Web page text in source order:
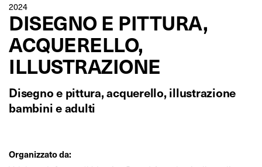
2024
DISEGNO E PITTURA,
ACQUERELLO,
ILLUSTRAZIONE
Disegno e pittura, acquerello, illustrazione
bambini e adulti
Organizzato da: